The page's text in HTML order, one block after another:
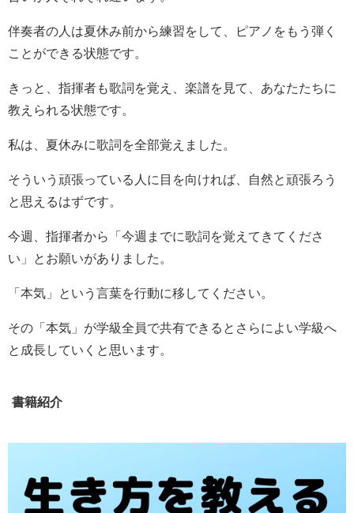
伴奏者の人は夏休み前から練習をして、ピアノをもう弾く
ことができる状態です。
きっと、指揮者も歌詞を覚え、楽譜を見て、あなたたちに
教えられる状態です。
私は、夏休みに歌詞を全部覚えました。
そういう頑張っている人に目を向ければ、自然と頑張ろう
と思えるはずです。
今週、指揮者から「今週までに歌詞を覚えてきてくださ
い」とお願いがありました。
「本気」という言葉を行動に移してください。
その「本気」が学級全員で共有できるとさらによい学級へ
と成長していくと思います。
書籍紹介